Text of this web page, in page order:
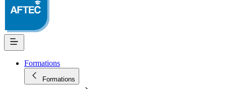
Formations
Formations